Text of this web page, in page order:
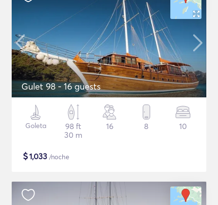
Gulet 98 - 16 guests
Goleta
98 ft
30 m
16 8 10
$1,033 /noche